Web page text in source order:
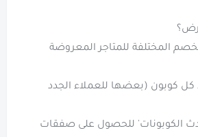
المختلفة للمتاجر المعروضة
كوبون (بعضها للعملاء الجدد
الكوبونات' للحصول على صفقات